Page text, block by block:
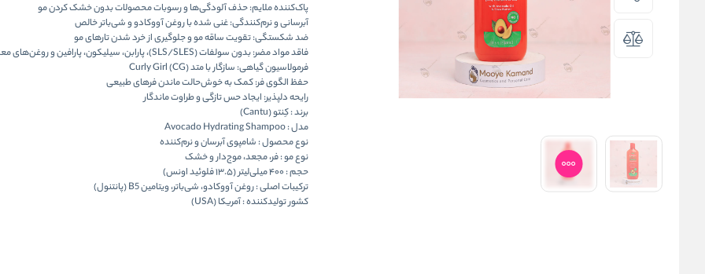
پاک‌کننده ملایم:حذف آلودگی‌ها و رسوبات محصولات بدون خشک کردن مو
آبرسانی و نرم‌کنندگی:غنی شده با روغن آووکادو و شی‌باتر خالص
ضد شکستگی:تقویت ساقه مو و جلوگیری از خرد شدن تارهای مو
فاقد مواد مضر:بدون سولفات (SLS/SLES)، پارابن، سیلیکون، پارافین و روغن‌های معدنی
فرمولاسیون گیاهی: سازگار با متد Curly Girl (CG)
حفظ الگوی فر:کمک به خوش‌حالت ماندن فرهای طبیعی
رایحه دلپذیر: ایجاد حس تازگی و طراوت ماندگار
برند :کِنتو (Cantu)
مدل :Avocado Hydrating Shampoo
نوع محصول : شامپوی آبرسان و نرم‌کننده
نوع مو :فر، مجعد، موج‌دار و خشک
حجم :
ترکیبات اصلی :روغن آووکادو، شی‌باتر، ویتامین B5 (پانتنول)
کشور تولیدکننده :آمریکا (USA)